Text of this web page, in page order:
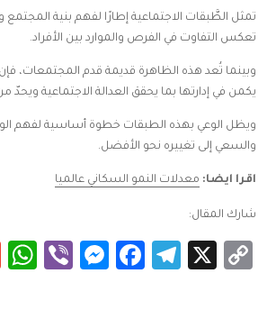
تمثل الطَّبقات الاجتماعية إطارًا لفهم بنية المجتمع
تعكس التفاوت في الفرص والموارد بين الأفراد.
وبينما تُعد هذه الظاهرة قديمة قدم المجتمعات،
يكمن في إدارتها بما يحقق العدالة الاجتماعية ويحدّ
ويظل الوعي بهذه الطبقات خطوة أساسية لفهم
والسعي إلى تغييره نحو الأفضل.
اقرا ايضا: معدلات النمو السكاني عالميا
شارك المقال:
Copy
X
Telegram
Facebook